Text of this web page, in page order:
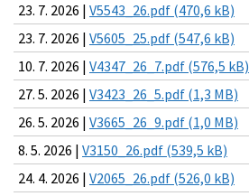
23. 7. 2026 | V5543_26.pdf (470,6 kB)
23. 7. 2026 | V5605_25.pdf (547,6 kB)
10. 7. 2026 | V4347_26_7.pdf (576,5 kB)
27. 5. 2026 | V3423_26_5.pdf (1,3 MB)
26. 5. 2026 | V3665_26_9.pdf (1,0 MB)
8. 5. 2026 | V3150_26.pdf (539,5 kB)
24. 4. 2026 | V2065_26.pdf (526,0 kB)